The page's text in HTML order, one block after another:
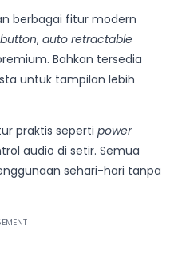
berbagai fitur modern
, auto retractable
Bahkan tersedia
untuk tampilan lebih
praktis seperti power
audio di setir. Semua
sehari-hari tanpa